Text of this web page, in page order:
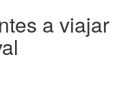
a viajar